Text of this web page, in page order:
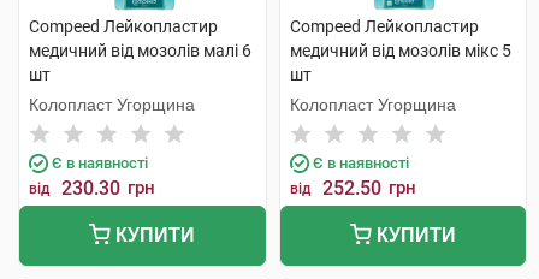
Compeed Лейкопластир
медичний від мозолів малі 6
шт
Колопласт Угорщина
Є в наявності
від 230.30 грн
КУПИТИ
Compeed Лейкопластир
медичний від мозолів мікс 5
шт
Колопласт Угорщина
Є в наявності
від 252.50 грн
КУПИТИ